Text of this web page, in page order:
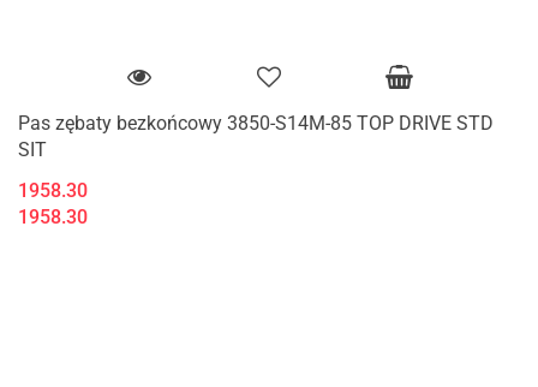
Pas zębaty bezkońcowy 3850-S14M-85 TOP DRIVE STD
SIT
1958.30
1958.30